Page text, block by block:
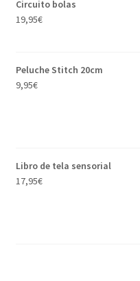
Circuito bolas
19,95€
Peluche Stitch 20cm
9,95€
Libro de tela sensorial
17,95€